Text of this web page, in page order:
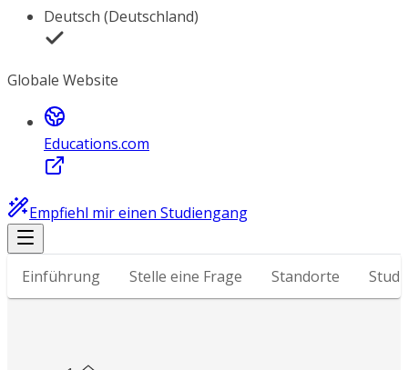
Deutsch (Deutschland)
Globale Website
Educations.com
Empfiehl mir einen Studiengang
Einführung Stelle eine Frage Standorte